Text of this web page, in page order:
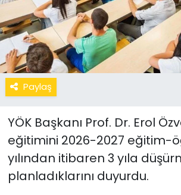
Paylaş
YÖK Başkanı Prof. Dr. Erol
eğitimini 2026-2027 eğitim-
yılından itibaren 3 yıla
planladıklarını duyurdu.